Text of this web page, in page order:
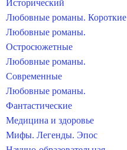
Исторический
Любовные романы. Короткие
Любовные романы.
Остросюжетные
Любовные романы.
Современные
Любовные романы.
Фантастические
Медицина и здоровье
Мифы. Легенды. Эпос